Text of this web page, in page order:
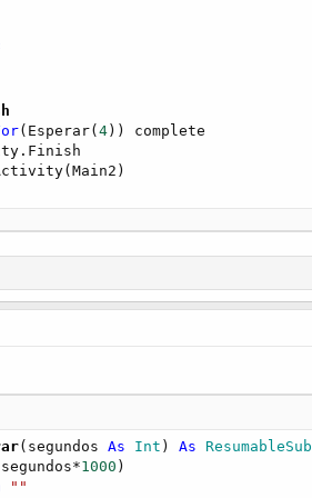
(Esperar(4 )) complete
.Now + (segundos * 1000)
DateTime.Now < ti
""
(segundos As Int ) As ResumableSub
1000 )
""